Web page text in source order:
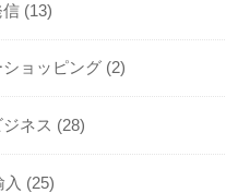
信 (13)
ショッピング (2)
ネス (28)
入 (25)